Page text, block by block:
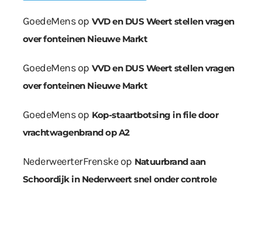
GoedeMensop VVD en DUS Weert stellen vragen
over fonteinen Nieuwe Markt
GoedeMensop VVD en DUS Weert stellen vragen
over fonteinen Nieuwe Markt
GoedeMensop Kop-staartbotsing in file door
vrachtwagenbrand op A2
NederweerterFrenskeop Natuurbrand aan
Schoordijk in Nederweert snel onder controle